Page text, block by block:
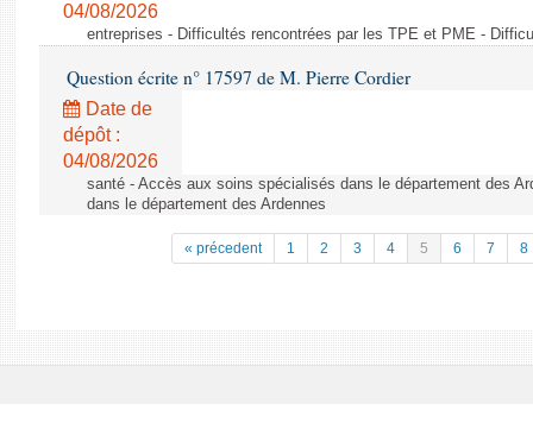
04/08/2026
entreprises - Difficultés rencontrées par les TPE et PME -
Question écrite n° 17597 de M. Pierre Cordier
Date de
dépôt :
04/08/2026
santé - Accès aux soins spécialisés dans le département des
dans le département des Ardennes
« précedent 1 2 3 4 5 6 7 8